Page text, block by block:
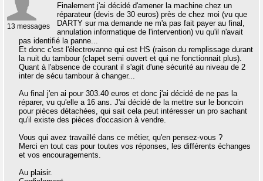
13 messages
Finalement j'ai décidé d'amener la machine chez un
réparateur (devis de 30 euros) près de chez moi (vu que
DARTY sur ma demande ne m'a pas fait payer au final,
annulation informatique de l'intervention) vu qu'il n'avait
pas identifié la panne...
Et donc c'est l'électrovanne qui est HS (raison du remplissage durant
la nuit du tambour (clapet semi ouvert et qui ne fonctionnait plus).
Quant à l'absence de courant il s'agit d'une sécurité au niveau de 2
inter de sécu tambour à changer...
Au final j'en ai pour 303.40 euros et donc j'ai décidé de ne pas la
réparer, vu qu'elle a 16 ans. J'ai décidé de la mettre sur le boncoin
pour pièces détachées, qui sait cela peut intéresser un pro sachant
qu'il existe des pièces d'occasion à vendre.
Vous qui avez travaillé dans ce métier, qu'en pensez-vous ?
Merci en tout cas pour toutes vos réponses, les différents échanges
et vos encouragements.
Au plaisir.